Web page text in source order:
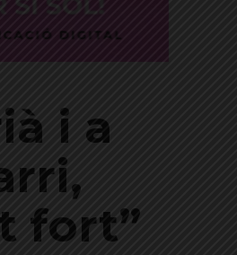
i a
fort”